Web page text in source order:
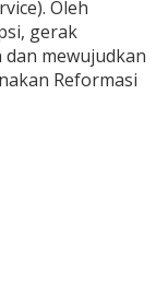
Oleh
gerak
mewujudkan
Reformasi